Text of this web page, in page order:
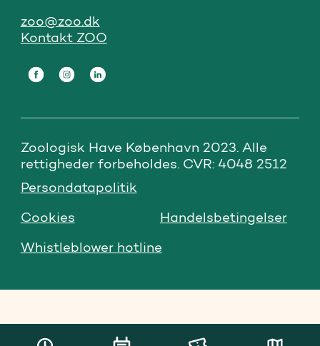
zoo@zoo.dk
Kontakt ZOO
Zoologisk Have København 2023. Alle
rettigheder forbeholdes. CVR: 4048 2512
Whistleblower hotline
Cookies Handelsbetingelser
Persondatapolitik